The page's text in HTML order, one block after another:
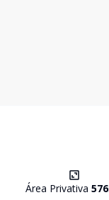
Área Privativa576